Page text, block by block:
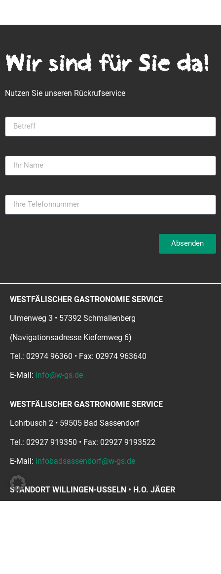
Wir sind für Sie da!
Nutzen Sie unseren Rückrufservice
Absenden
WESTFÄLISCHER GASTRONOMIE SERVICE
Ulmenweg 3 • 57392 Schmallenberg
(Navigationsadresse Kiefernweg 6)
Tel.: 02974 96360 • Fax: 02974 963640
E-Mail: info@w-gs.de
WESTFÄLISCHER GASTRONOMIE SERVICE
Lohrbusch 2 • 59505 Bad Sassendorf
Tel.: 02927 919350 • Fax: 02927 9193522
E-Mail: infobadsassendorf@w-gs.de
STANDORT WILLINGEN-USSELN • H.O. JÄGER